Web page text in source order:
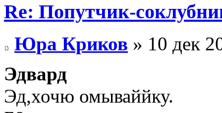
Re: Попутчик-
Юра Криков » 10 дек
Эдвард
Эд,хочю омываййку.